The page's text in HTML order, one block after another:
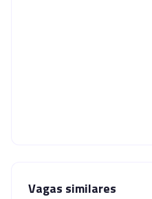
Vagas similares